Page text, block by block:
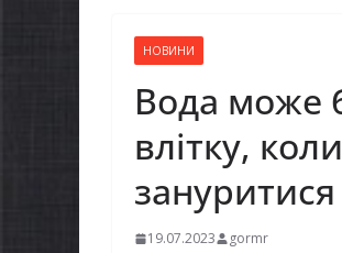
НОВИНИ
Вода може
влітку,
19.07.2023 gormr